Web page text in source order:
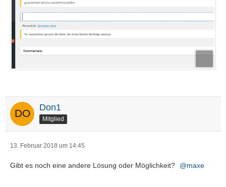
Don1
Mitglied
13. Februar 2018 um 14:45
Gibt es noch eine andere Lösung oder Möglichkeit? maxe